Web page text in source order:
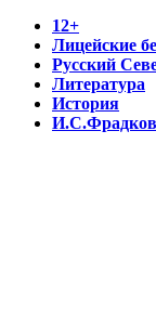
12+
Лицейские
Русский
Литература
История
И.С.Фрадков